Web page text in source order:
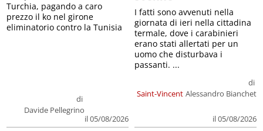
di
Davide Pellegrino
il 05/08/2026
Turchia, pagando a caro
prezzo il ko nel girone
eliminatorio contro la Tunisia
Saint-Vincent
di
Alessandro Bianchet
il 05/08/2026
I fatti sono avvenuti nella
giornata di ieri nella cittadina
termale, dove i carabinieri
erano stati allertati per un
uomo che disturbava i
passanti. ...